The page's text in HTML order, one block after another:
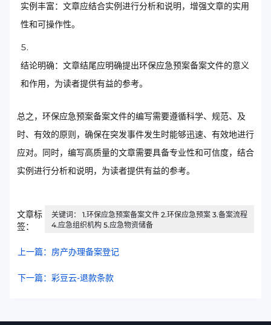
实例丰富：文章应结合实例进行分析和说明，增强文章的实用
性和可操作性。
结论明确：文章结尾应明确提出环保应急预案备案文件的意义
和作用，为读者提供有益的参考。
总之，环保应急预案备案文件的编写需要遵循科学、规范、及
时、有效的原则，确保在突发事件发生时能够迅速、有效地进行
应对。同时，编写高质量的文章需要具备专业性和可信度，结合
实例进行分析和说明，为读者提供有益的参考。
文章标
签：
关键词： 1.环保应急预案备案文件 2.环保应急预案 3.备案流程
4.应急组织机构 5.应急物资储备
上一篇：房产办理备案登记
下一篇：彩豆云-退款条款